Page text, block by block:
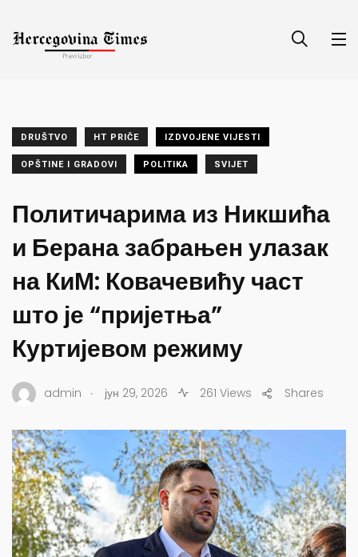
DRUŠTVO HT PRIČE IZDVOJENE VIJESTI
OPŠTINE I GRADOVI POLITIKA SVIJET
Политичарима из Никшића
и Берана забрањен улазак
на КиМ: Ковачевићу част
што је “пријетња”
Куртијевом режиму
admin . јун 29, 2026 261 Views Shares